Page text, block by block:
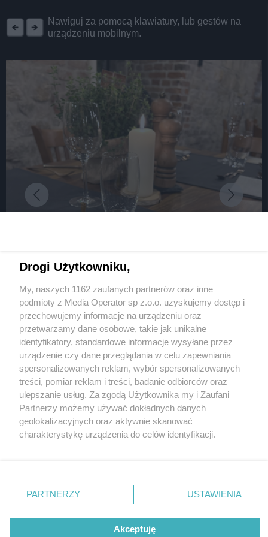
Nawiguj za pomocą klawiatury, lub gestów na
urządzeniu mobilnym.
Średniowieczna uczta w Spichlerzu Gliwice?
Dlaczego nie!
Restauracja Spichlerz 4
Wydawca mediów lokalnych
Nie zapomnij
zapoznać się z:
polityką prywatności
Twojemiasto
Piekary Śląskie
Chorzów
Tarnowskie Góry
Gliwice
Skontakuj sięz nami
Kontakt
Redakcja
Newsletter
Drogi Użytkowniku,
My, naszych 1162 zaufanych partnerów oraz inne
podmioty z Media Operator sp z.o.o. uzyskujemy dostęp i
przechowujemy informacje na urządzeniu oraz
przetwarzamy dane osobowe, takie jak unikalne
identyfikatory, standardowe informacje wysyłane przez
urządzenie czy dane przeglądania w celu zapewniania
spersonalizowanych reklam, wybór spersonalizowanych
treści, pomiar reklam i treści, badanie odbiorców oraz
ulepszanie usług. Za zgodą Użytkownika my i Zaufani
Partnerzy możemy używać dokładnych danych
geolokalizacyjnych oraz aktywnie skanować
charakterystykę urządzenia do celów identyfikacji.
zmienić/wycofać klikając przycisk ustawień prywatności
znajdujący się w lewym dolnym rogu strony
rodzaje przetwarzania danych nie wymagają zgody
użytkownika, ale masz prawo sprzeciwić się takiemu
PARTNERZY USTAWIENIA
Akceptuję